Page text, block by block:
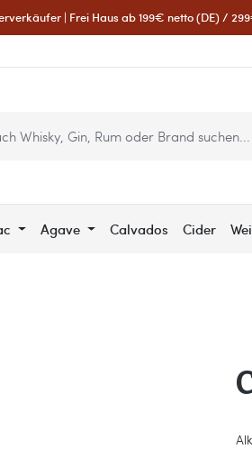
| Frei Haus ab 199€ netto (DE) /
Agave Calvados Cider